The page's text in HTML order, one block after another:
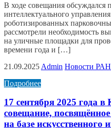
В ходе совещания обсуждался
интеллектуального
роботизированных
рассмотрели необходимость
на уличные площадки для
времени года и […]
21.09.2025 Admin Новости
Подробнее
17 сентября 2025 года
совещание,
на базе искусственного